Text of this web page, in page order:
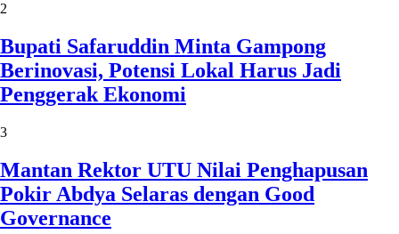
2
Bupati Safaruddin Minta Gampong
Berinovasi, Potensi Lokal Harus Jadi
Penggerak Ekonomi
3
Mantan Rektor UTU Nilai Penghapusan
Pokir Abdya Selaras dengan Good
Governance